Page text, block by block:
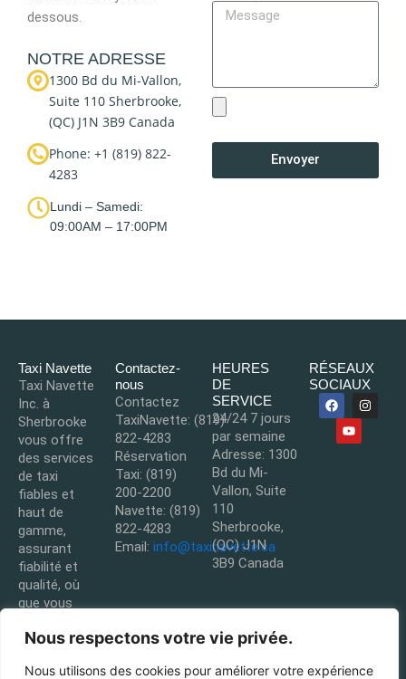
Nous respectons votre vie privée.
Nous utilisons des cookies pour améliorer votre expérience
dessous.
NOTRE ADRESSE
1300 Bd du Mi-Vallon,
Suite 110 Sherbrooke,
(QC) J1N 3B9 Canada
Phone: +1 (819) 822-
4283
Lundi – Samedi:
09:00AM – 17:00PM
Envoyer
Taxi Navette
Taxi Navette
Inc. à
Sherbrooke
vous offre
des services
de taxi
fiables et
haut de
gamme,
assurant
fiabilité et
qualité, où
que vous
quand vous
besoin, sans
Contactez-
nous
Contactez
TaxiNavette: (819)
822-4283
Réservation
Taxi: (819)
200-2200
Navette: (819)
822-4283
Email: info@taxinavette.ca
HEURES
DE
SERVICE
24/24 7 jours
par semaine
Adresse: 1300
Bd du Mi-
Vallon, Suite
110
Sherbrooke,
(QC) J1N
3B9 Canada
RÉSEAUX
SOCIAUX
F
a
c
b
I
n
u
t
u